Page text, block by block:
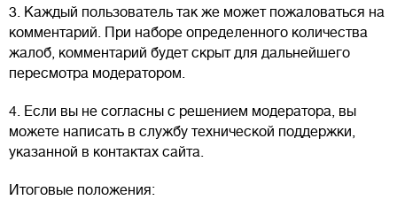
3. Каждый пользователь так же может пожаловаться на
комментарий. При наборе определенного количества
жалоб, комментарий будет скрыт для дальнейшего
пересмотра модератором.
4. Если вы не согласны с решением модератора, вы
можете написать в службу технической поддержки,
указанной в контактах сайта.
Итоговые положения: